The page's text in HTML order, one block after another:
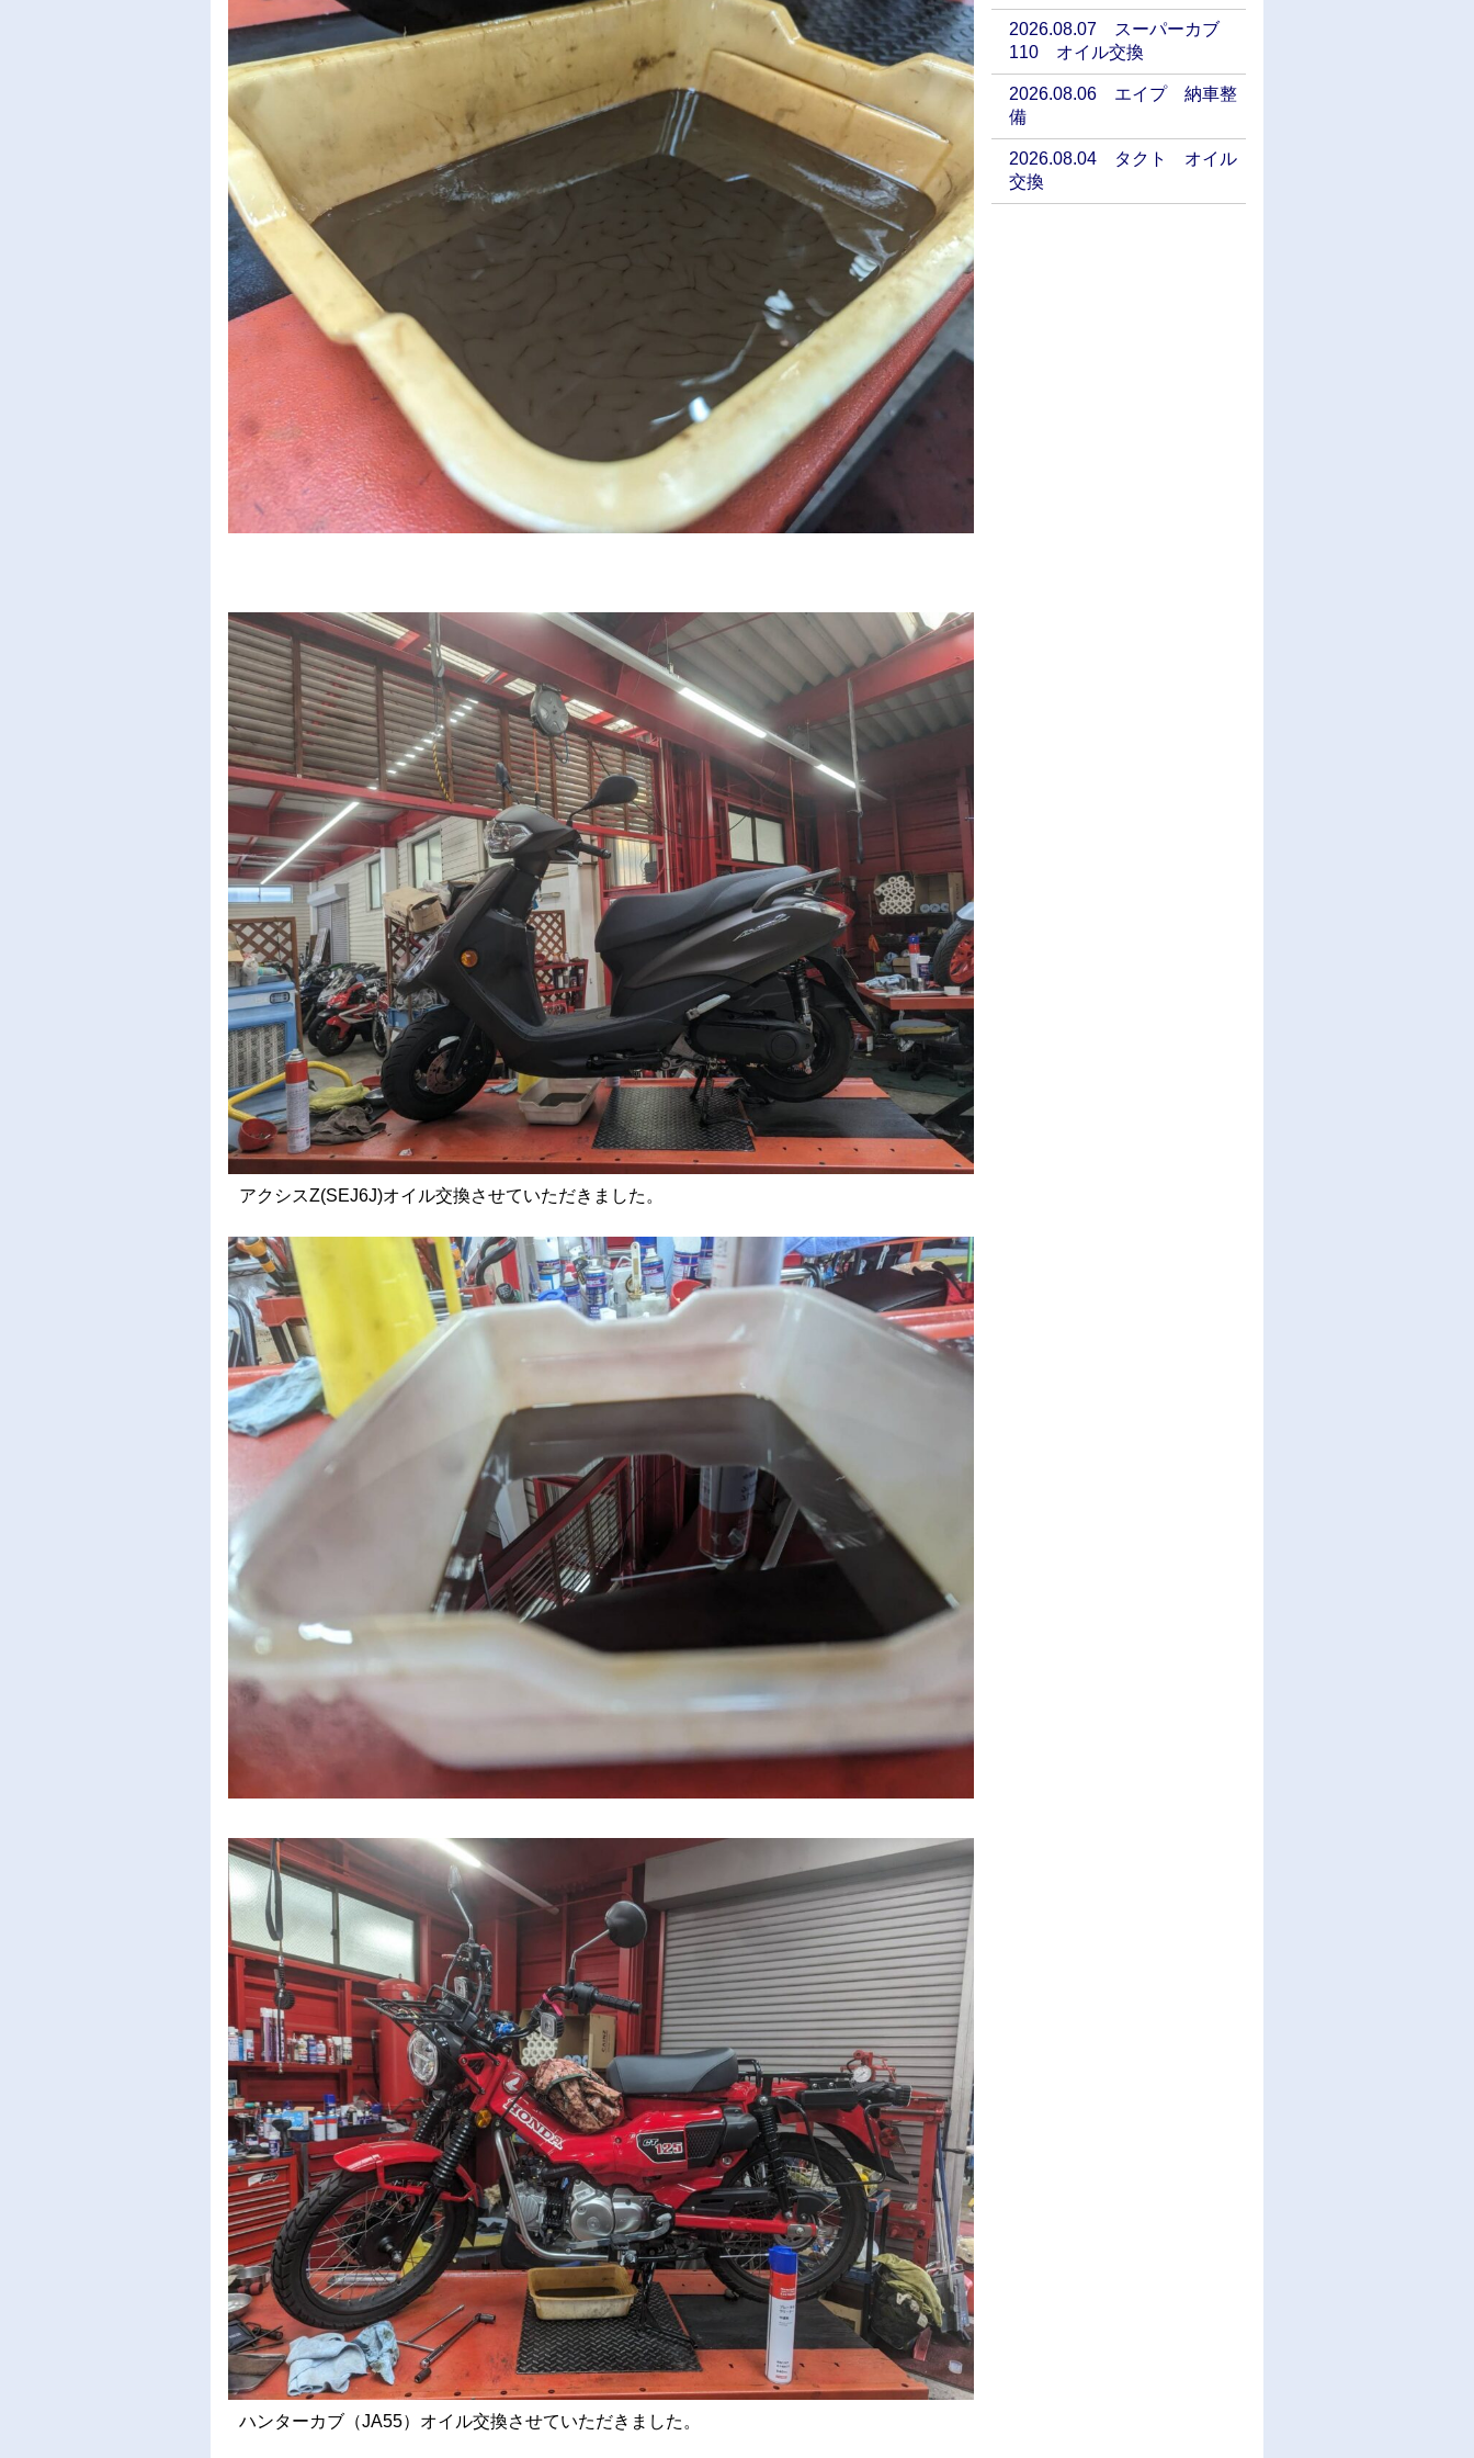
アクシスZ(SEJ6J)オイル交換させていただきました。
ハンターカブ（JA55）オイル交換させていただきました。
2026.08.07 スーパーカブ
110 オイル交換
2026.08.06 エイプ 納車整
備
2026.08.04 タクト オイル
交換